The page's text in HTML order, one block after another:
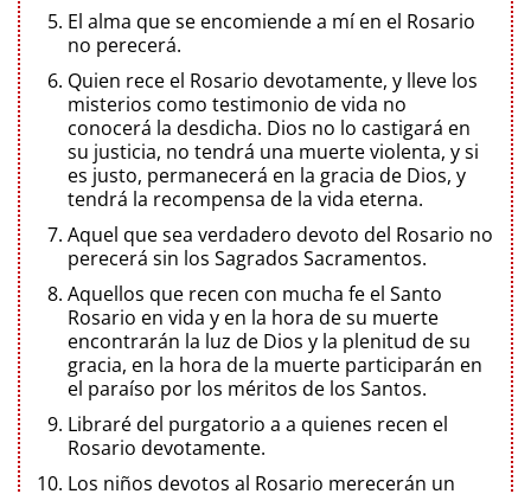
El alma que se encomiende a mí en el Rosario
no perecerá.
Quien rece el Rosario devotamente, y lleve los
misterios como testimonio de vida no
conocerá la desdicha. Dios no lo castigará en
su justicia, no tendrá una muerte violenta, y si
es justo, permanecerá en la gracia de Dios, y
tendrá la recompensa de la vida eterna.
Aquel que sea verdadero devoto del Rosario no
perecerá sin los Sagrados Sacramentos.
Aquellos que recen con mucha fe el Santo
Rosario en vida y en la hora de su muerte
encontrarán la luz de Dios y la plenitud de su
gracia, en la hora de la muerte participarán en
el paraíso por los méritos de los Santos.
Libraré del purgatorio a a quienes recen el
Rosario devotamente.
Los niños devotos al Rosario merecerán un